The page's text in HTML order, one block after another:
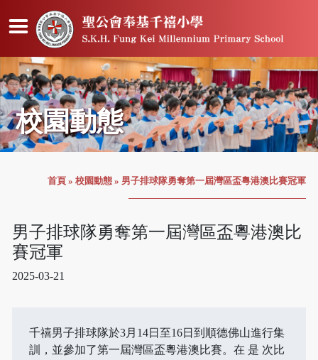
校園動態
首頁 » 校園動態 » 男子排球隊勇奪第一屆灣區盃粵港澳比賽冠軍
男子排球隊勇奪第一屆灣區盃粵港澳比
賽冠軍
2025-03-21
千禧男子排球隊於3月14日至16日到順德佛山進行集
訓，並參加了第一屆灣區盃粵港澳比賽。在 是 次比